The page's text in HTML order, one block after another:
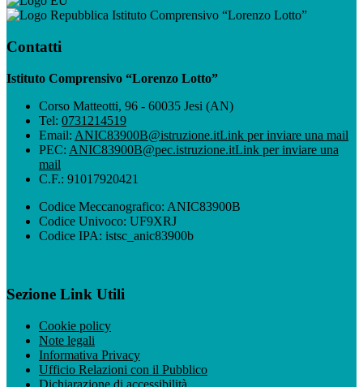
Istituto Comprensivo “Lorenzo Lotto”
Contatti
Istituto Comprensivo “Lorenzo Lotto”
Corso Matteotti, 96 - 60035 Jesi (AN)
Tel: 0731214519
Email: ANIC83900B@istruzione.itLink per inviare una mail
PEC: ANIC83900B@pec.istruzione.itLink per inviare una
mail
C.F.: 91017920421
Codice Meccanografico: ANIC83900B
Codice Univoco: UF9XRJ
Codice IPA: istsc_anic83900b
Sezione Link Utili
Cookie policy
Note legali
Informativa Privacy
Ufficio Relazioni con il Pubblico
Dichiarazione di accessibilità